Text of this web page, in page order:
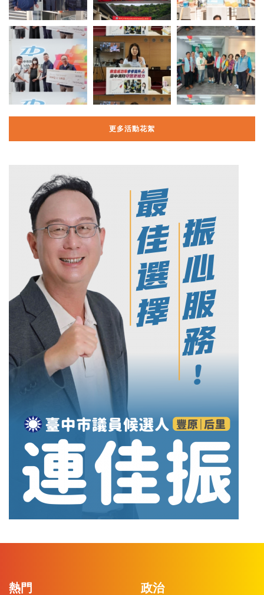
更多活動花絮
熱門 政治